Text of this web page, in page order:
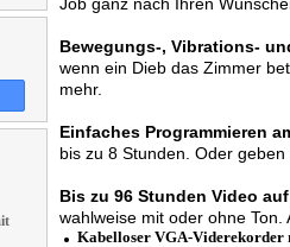
Bewegungs-, Vibrations-
wenn ein Dieb das Zimmer
mehr.
Einfaches Programmieren
bis zu 8 Stunden. Oder
Bis zu 96 Stunden Video
wahlweise mit oder ohne Ton.
Kabelloser VGA-Viderekorder